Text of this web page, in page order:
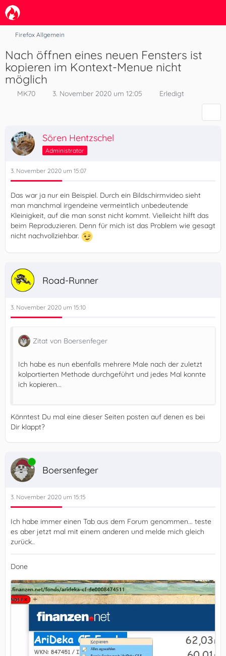
Firefox Allgemein
Nach öffnen eines neuen Fensters ist
kopieren im Kontext-Menue nicht
möglich
MK70 3. November 2020 um 12:05 Erledigt
Sören Hentzschel
Administrator
3. November 2020 um 15:07
Das war ja nur ein Beispiel. Durch ein Bildschirmvideo sieht
man manchmal irgendeine vermeintlich unbedeutende
Kleinigkeit, auf die man sonst nicht kommt. Vielleicht hilft das
beim Reproduzieren. Denn für mich ist das Problem wie gesagt
nicht nachvollziehbar.
Road-Runner
3. November 2020 um 15:10
Zitat von Boersenfeger
Ich habe es nun ebenfalls mehrere Male nach der zuletzt
kolportierten Methode durchgeführt und jedes Mal konnte
ich kopieren...
Könntest Du mal eine dieser Seiten posten auf denen es bei
Dir klappt?
Online
Boersenfeger
3. November 2020 um 15:15
Ich habe immer einen Tab aus dem Forum genommen... teste
es aber jetzt mal mit einem anderen und melde mich gleich
zurück..
Done